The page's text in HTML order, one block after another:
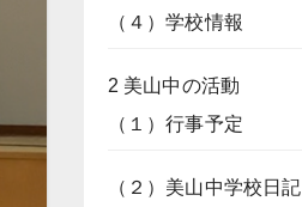
（４）学校情報
2 美山中の活動
（１）行事予定
（２）美山中学校日記